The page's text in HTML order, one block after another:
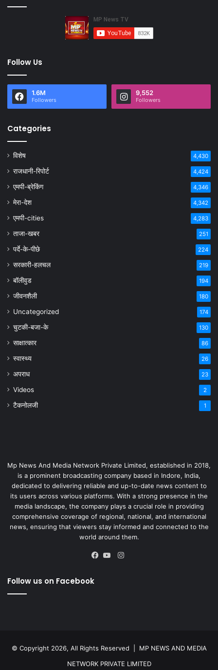
Follow Us
1.6M
Followers
9,552
Followers
Categories
विशेष 4,430
राजधानी-रिपोर्ट 4,424
एमपी-ब्रेकिंग 4,346
मेरा-देश 4,342
एमपी-cities 4,283
ताजा-खबर 251
पर्दे-के-पीछे 224
सरकारी-हलचल 219
बॉलीवुड 194
जीवनशैली 180
Uncategorized 174
चुटकी-बजा-के 130
साक्षात्कार 86
स्वास्थ्य 26
अपराध 23
Videos 2
टैकनोलजी 1
Mp News And Media Network Private Limited, established in 2018,
is a prominent broadcasting company based in Indore, India,
dedicated to delivering reliable and up-to-date news content to
its users across various platforms. With a strong presence in the
media landscape, the company plays a crucial role in providing
comprehensive coverage of regional, national, and international
news, ensuring that viewers stay informed and connected to the
world around them.
Instagram
Follow us on Facebook
© Copyright 2026, All Rights Reserved | MP NEWS AND MEDIA
NETWORK PRIVATE LIMITED